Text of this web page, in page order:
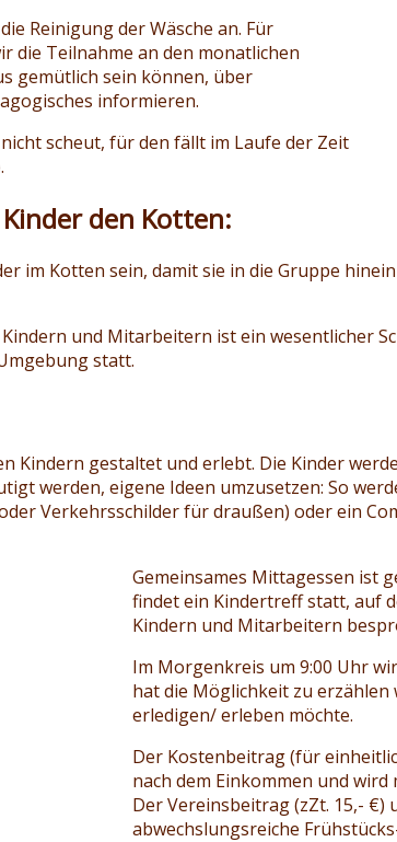
Reinigung der Wäsche an. Für
die Teilnahme an den monatlichen
gemütlich sein können, über
informieren.
scheut, für den fällt im Laufe der Zeit
den Kotten:
im Kotten sein, damit sie in die Gruppe
und Mitarbeitern ist ein wesentlicher
statt.
Kindern gestaltet und erlebt. Die Kinder
werden, eigene Ideen umzusetzen: So
Verkehrsschilder für draußen) oder ein
Gemeinsames Mittagessen ist
findet ein Kindertreff statt, auf
Kindern und Mitarbeitern
Im Morgenkreis um 9:00 Uhr
hat die Möglichkeit zu erzählen
erledigen/ erleben möchte.
Der Kostenbeitrag (für
nach dem Einkommen und
Der Vereinsbeitrag (zZt. 15,- €)
abwechslungsreiche